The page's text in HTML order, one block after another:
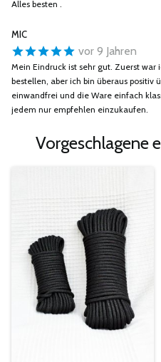
Alles besten .
MIC
vor 9 Jahren
Mein Eindruck ist sehr gut. Zuerst war
bestellen, aber ich bin überaus positiv
einwandfrei und die Ware einfach
jedem nur empfehlen einzukaufen.
Vorgeschlagene